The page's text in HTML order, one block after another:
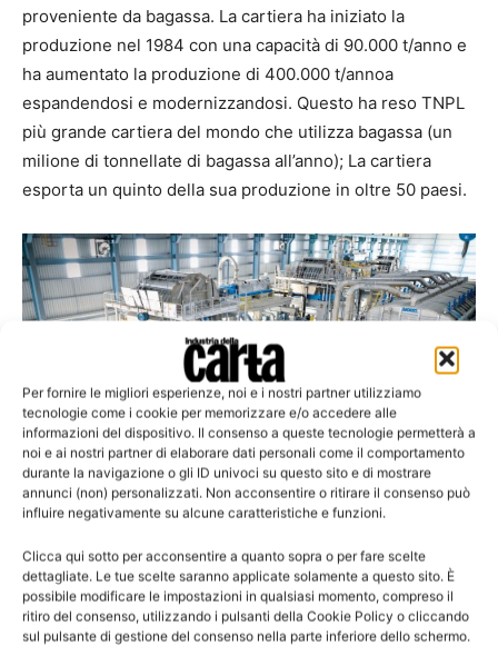
Per fornire le migliori esperienze, noi e i nostri partner utilizziamo
tecnologie come i cookie per memorizzare e/o accedere alle
informazioni del dispositivo. Il consenso a queste tecnologie permetterà a
noi e ai nostri partner di elaborare dati personali come il comportamento
durante la navigazione o gli ID univoci su questo sito e di mostrare
annunci (non) personalizzati. Non acconsentire o ritirare il consenso può
influire negativamente su alcune caratteristiche e funzioni.
Clicca qui sotto per acconsentire a quanto sopra o per fare scelte
dettagliate. Le tue scelte saranno applicate solamente a questo sito. È
possibile modificare le impostazioni in qualsiasi momento, compreso il
ritiro del consenso, utilizzando i pulsanti della Cookie Policy o cliccando
sul pulsante di gestione del consenso nella parte inferiore dello schermo.
proveniente da bagassa. La cartiera ha iniziato la
produzione nel 1984 con una capacità di 90.000 t/anno e
ha aumentato la produzione di 400.000 t/annoa
espandendosi e modernizzandosi. Questo ha reso TNPL
più grande cartiera del mondo che utilizza bagassa (un
milione di tonnellate di bagassa all’anno); La cartiera
esporta un quinto della sua produzione in oltre 50 paesi.
TAGS Andritz disinchiostrazione
India
Tamil Nadu Newsprint and Papers Limited